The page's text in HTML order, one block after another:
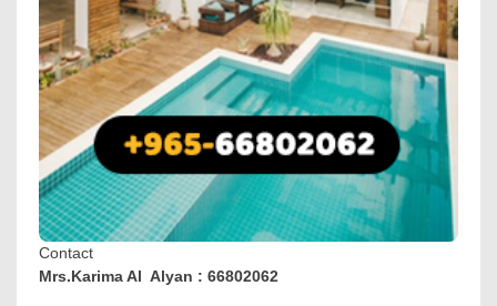
Contact
Mrs.Karima Al Alyan : 66802062